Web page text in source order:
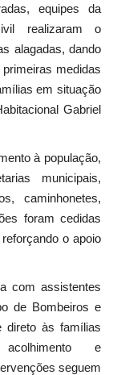
equipes da
realizaram o
alagadas, dando
medidas
em situação
Gabriel
à população,
municipais,
caminhonetes,
foram cedidas
o apoio
com assistentes
de Bombeiros e
direto às famílias
acolhimento e
seguem